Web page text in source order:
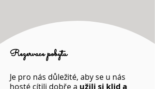
Rezervace pobytu
Je pro nás důležité, aby se u nás
hosté cítili dobře a užili si klid a